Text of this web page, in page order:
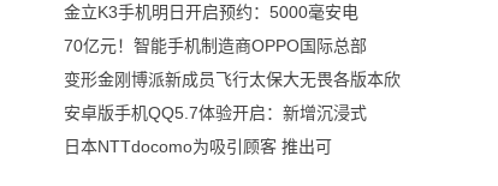
金立K3手机明日开启预约：5000毫安电
70亿元！智能手机制造商OPPO国际总部
变形金刚博派新成员飞行太保大无畏各版本欣
安卓版手机QQ5.7体验开启：新增沉浸式
日本NTTdocomo为吸引顾客 推出可